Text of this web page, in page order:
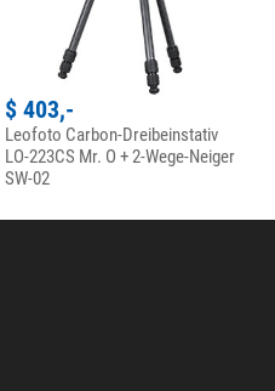
$ 403,-
Leofoto Carbon-Dreibeinstativ
LO-223CS Mr. O + 2-Wege-Neiger
SW-02